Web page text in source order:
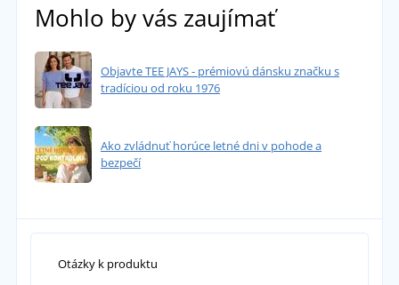
Mohlo by vás zaujímať
Objavte TEE JAYS - prémiovú dánsku značku s
tradíciou od roku 1976
Ako zvládnuť horúce letné dni v pohode a
bezpečí
Otázky k produktu